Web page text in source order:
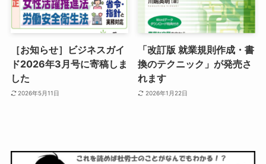
［お知らせ］ビジネスガイ
ド2026年3月号に寄稿しま
した
2026年5月11日
「改訂版 就業規則作成・書
換のテクニック」が発売さ
れます
2026年1月22日